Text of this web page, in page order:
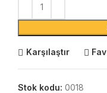
Karşılaştır
Stok kodu: 0018